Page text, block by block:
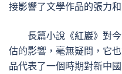
接影響了文學作品的張力和
長篇小說《紅巖》對
估的影響，毫無疑問，它
品代表了一個時期對新中